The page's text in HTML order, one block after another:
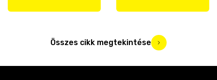
Összes cikk megtekintése